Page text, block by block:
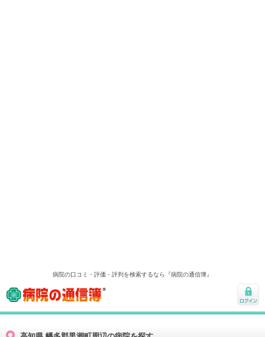
病院の口コミ・評価・評判を検索するなら『病院の通信簿』
病院の通信簿
ログ